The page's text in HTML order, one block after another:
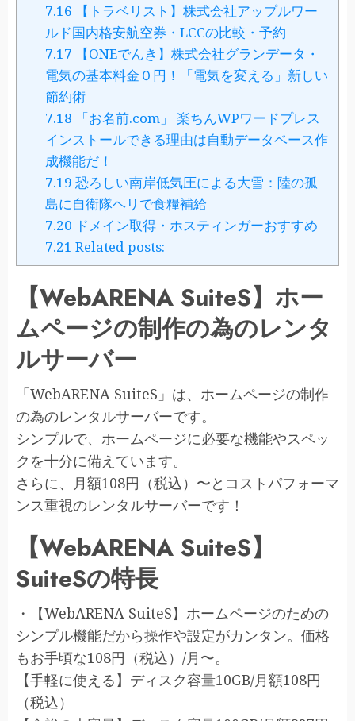
7.16 【トラベリスト】株式会社アップルワー
ルド国内格安航空券・LCCの比較・予約
7.17 【ONEでんき】株式会社グランデータ・
電気の基本料金０円！「電気を変える」新しい
節約術
7.18 「お名前.com」 楽ちんWPワードプレス
インストールできる理由は自動データベース作
成機能だ！
7.19 恐ろしい南岸低気圧による大雪：陸の孤
島に自衛隊ヘリで食糧補給
7.20 ドメイン取得・ホスティンガーおすすめ
7.21 Related posts:
【WebARENA SuiteS】ホー
ムページの制作の為のレンタ
ルサーバー
「WebARENA SuiteS」は、ホームページの制作
の為のレンタルサーバーです。
シンプルで、ホームページに必要な機能やスペッ
クを十分に備えています。
さらに、月額108円（税込）〜とコストパフォーマ
ンス重視のレンタルサーバーです！
【WebARENA SuiteS】
SuiteSの特長
・【WebARENA SuiteS】ホームページのための
シンプル機能だから操作や設定がカンタン。価格
もお手頃な108円（税込）/月〜。
【手軽に使える】ディスク容量10GB/月額108円
（税込）